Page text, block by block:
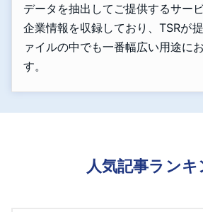
データを抽出してご提供するサー
企業情報を収録しており、TSRが
ァイルの中でも一番幅広い用途に
す。
人気記事ランキ